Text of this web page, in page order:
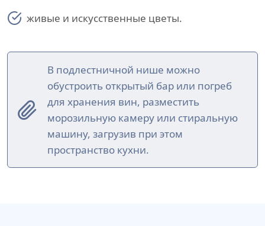
живые и искусственные цветы.
В подлестничной нише можно
обустроить открытый бар или погреб
для хранения вин, разместить
морозильную камеру или стиральную
машину, загрузив при этом
пространство кухни.